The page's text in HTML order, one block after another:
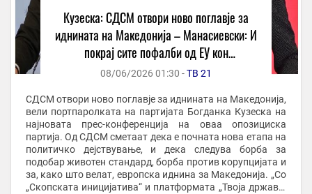
Кузеска: СДСМ отвори ново поглавје за
иднината на Македонија – Манасиевски: И
покрај сите пофалби од ЕУ кон
Македонија, само Филипче и Радев бараат
08/06/2026 01:30 -ТВ 21
СДСМ отвори ново поглавје за иднината на Македонија,
вели портпаролката на партијата Богданка Кузеска на
најновата прес-конференција на оваа опозициска
партија. Од СДСМ сметаат дека е почната нова етапа на
политичко дејствување, и дека следува борба за
подобар животен стандард, борба против корупцијата и
за, како што велат, европска иднина за Македонија. „Со
„Скопската иницијатива“ и платформата „Твоја држава,